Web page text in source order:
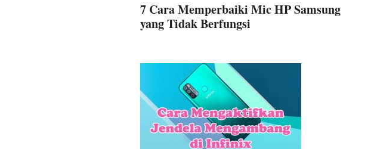
7 Cara Memperbaiki Mic HP Samsung
yang Tidak Berfungsi